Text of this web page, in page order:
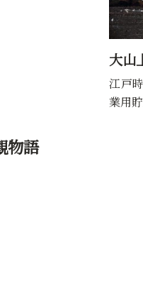
大山
江戸
業用
物語